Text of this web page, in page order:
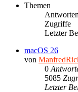
Themen
Antworten
Zugriffe
Letzter
macOS 26
von
0
5085
Letzter